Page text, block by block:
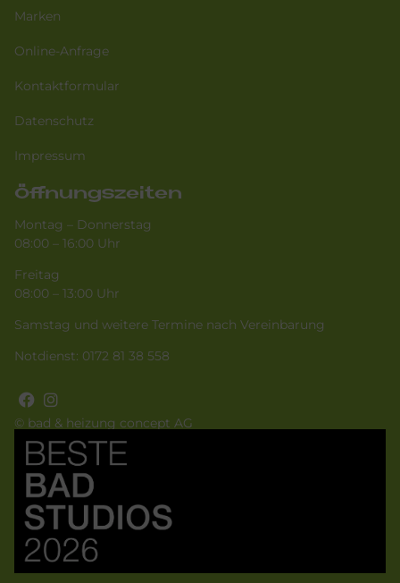
© bad & heizung concept AG
Marken
Online-Anfrage
Kontaktformular
Datenschutz
Impressum
Öffnungszeiten
Montag – Donnerstag
08:00 – 16:00 Uhr
Freitag
08:00 – 13:00 Uhr
Samstag und weitere Termine nach Vereinbarung
Notdienst: 0172 81 38 558